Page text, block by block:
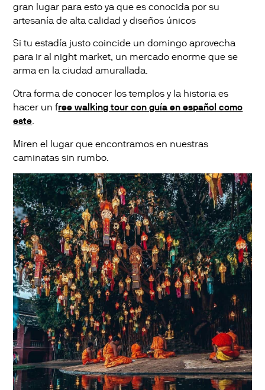
gran lugar para esto ya que es conocida por su
artesanía de alta calidad y diseños únicos
Si tu estadía justo coincide un domingo aprovecha
para ir al night market, un mercado enorme que se
arma en la ciudad amurallada.
Otra forma de conocer los templos y la historia es
hacer un free walking tour con guía en español como
este.
Miren el lugar que encontramos en nuestras
caminatas sin rumbo.